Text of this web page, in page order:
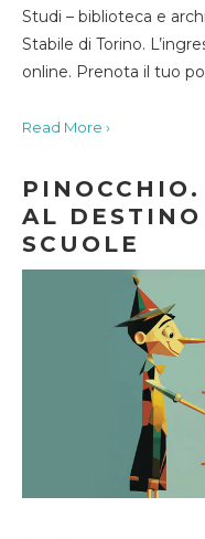
Studi – biblioteca e
Stabile di Torino.
online. Prenota il tuo
Read More ›
AL
SCUOLE